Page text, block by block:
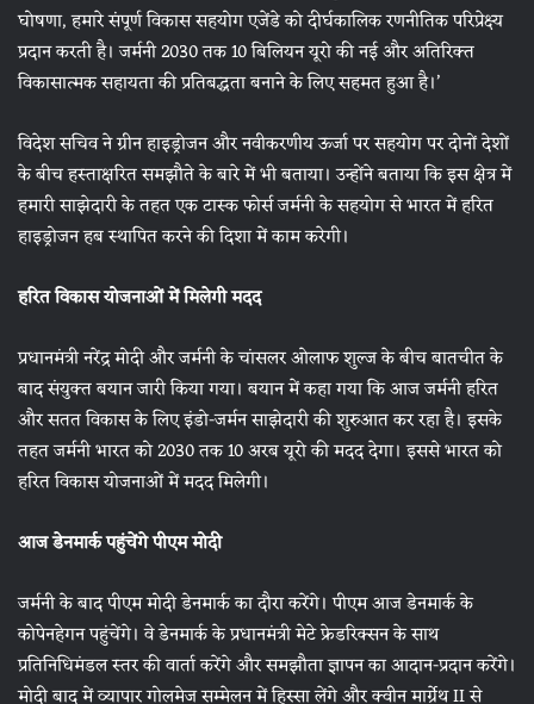
घोषणा, हमारे संपूर्ण विकास सहयोग एजेंडे को दीर्घकालिक रणनीतिक परिप्रेक्ष्य
प्रदान करती है। जर्मनी 2030 तक 10 बिलियन यूरो की नई और अतिरिक्त
विकासात्मक सहायता की प्रतिबद्धता बनाने के लिए सहमत हुआ है।’
विदेश सचिव ने ग्रीन हाइड्रोजन और नवीकरणीय ऊर्जा पर सहयोग पर दोनों देशों
के बीच हस्ताक्षरित समझौते के बारे में भी बताया। उन्होंने बताया कि इस क्षेत्र में
हमारी साझेदारी के तहत एक टास्क फोर्स जर्मनी के सहयोग से भारत में हरित
हाइड्रोजन हब स्थापित करने की दिशा में काम करेगी।
हरित विकास योजनाओं में मिलेगी मदद
प्रधानमंत्री नरेंद्र मोदी और जर्मनी के चांसलर ओलाफ शुल्ज के बीच बातचीत के
बाद संयुक्त बयान जारी किया गया। बयान में कहा गया कि आज जर्मनी हरित
और सतत विकास के लिए इंडो-जर्मन साझेदारी की शुरुआत कर रहा है। इसके
तहत जर्मनी भारत को 2030 तक 10 अरब यूरो की मदद देगा। इससे भारत को
हरित विकास योजनाओं में मदद मिलेगी।
आज डेनमार्क पहुंचेंगे पीएम मोदी
जर्मनी के बाद पीएम मोदी डेनमार्क का दौरा करेंगे। पीएम आज डेनमार्क के
कोपेनहेगन पहुंचेंगे। वे डेनमार्क के प्रधानमंत्री मेटे फ्रेडरिक्सन के साथ
प्रतिनिधिमंडल स्तर की वार्ता करेंगे और समझौता ज्ञापन का आदान-प्रदान करेंगे।
मोदी बाद में व्यापार गोलमेज सम्मेलन में हिस्सा लेंगे और क्वीन मार्ग्रेथ II से